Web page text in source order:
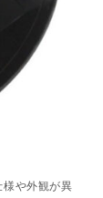
や外観が異